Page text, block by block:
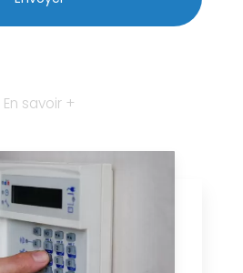
En savoir +